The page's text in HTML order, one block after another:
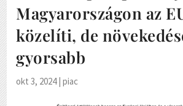
Magyarországon az
közelíti, de
gyorsabb
okt 3, 2024|piac